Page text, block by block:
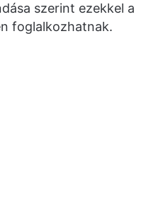
szerint ezekkel a
foglalkozhatnak.